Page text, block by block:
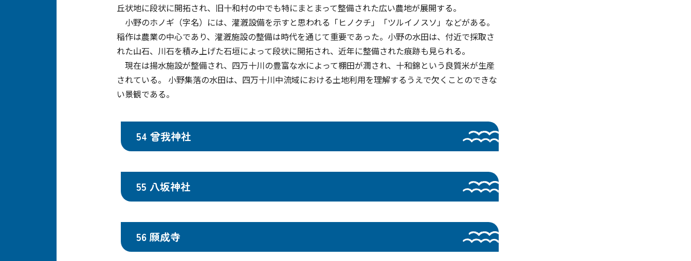
丘状地に段状に開拓され、旧十和村の中でも特にまとまって整備された広い農地が展開する。
小野のホノギ（字名）には、灌漑設備を示すと思われる「ヒノクチ」「ツルイノスソ」などがある。
稲作は農業の中心であり、灌漑施設の整備は時代を通じて重要であった。小野の水田は、付近で採取さ
れた山石、川石を積み上げた石垣によって段状に開拓され、近年に整備された痕跡も見られる。
現在は揚水施設が整備され、四万十川の豊富な水によって棚田が潤され、十和錦という良質米が生産
されている。 小野集落の水田は、四万十川中流域における土地利用を理解するうえで欠くことのできな
い景観である。
54 曾我神社
55 八坂神社
56 願成寺